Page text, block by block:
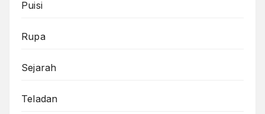
Puisi
Rupa
Sejarah
Teladan